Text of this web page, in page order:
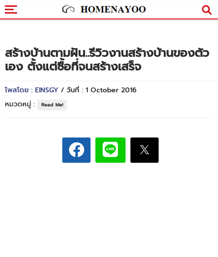
สร้างบ้านตามฝัน..รีวิวงานสร้างบ้านของตัว
เอง ตั้งแต่ซื้อที่จนสร้างเสร็จ
โพสโดย : EINSGY / วันที่ : 1 October 2016
หมวดหมู่ :
Read Me!